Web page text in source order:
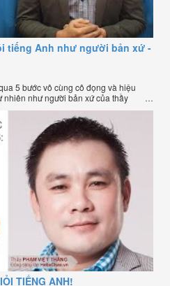
tiếng Anh như người bản xứ -
5 bước vô cùng cô đọng và hiệu
như người bản xứ của thầy
- Chương trình dạy tiếng
TIẾNG ANH!